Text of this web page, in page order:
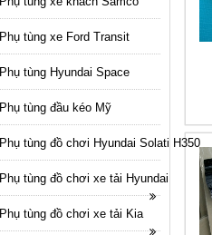
Phụ tùng xe Ford Transit
Phụ tùng Hyundai Space
Phụ tùng đầu kéo Mỹ
Phụ tùng đồ chơi Hyundai Solati H350
Phụ tùng đồ chơi xe tải Hyundai
Phụ tùng đồ chơi xe tải Kia